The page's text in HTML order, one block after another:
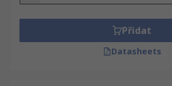
Přidat
Datasheets